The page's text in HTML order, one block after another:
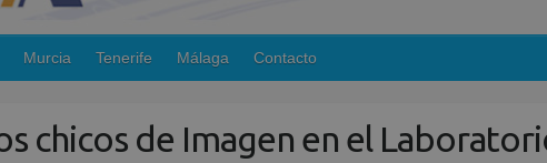
Murcia Tenerife Málaga Contacto
chicos de Imagen en el